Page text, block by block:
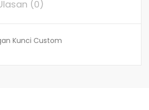
(0)
Kunci Custom